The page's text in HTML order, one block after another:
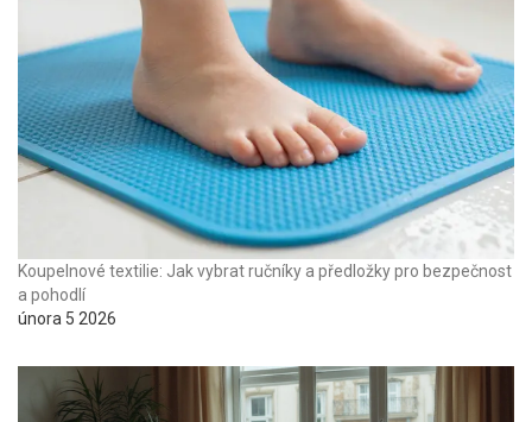
Koupelnové textilie: Jak vybrat ručníky a předložky pro bezpečnost
a pohodlí
února 5 2026